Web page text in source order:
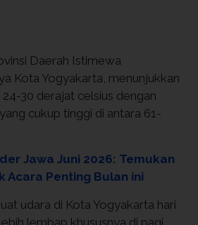
Daerah Istimewa
Kota Yogyakarta, menunjukkan
30 derajat celsius dengan
cukup tinggi di antara 61-
Jawa Juni 2026: Temukan
Acara Penting Bulan ini
udara di Kota Yogyakarta hari
lembap khususnya di pagi